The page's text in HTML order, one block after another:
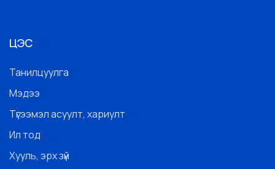
ЦЭС
Танилцуулга
Мэдээ
Түгээмэл асуулт, хариулт
Ил тод
Хууль, эрх зүй